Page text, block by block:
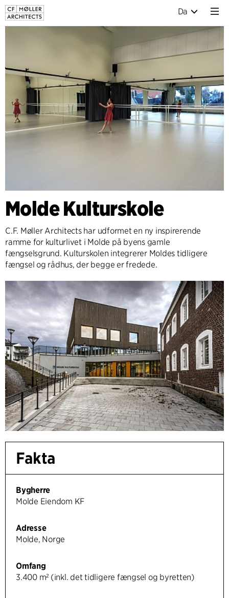
Da
Molde Kulturskole
C.F. Møller Architects har udformet en ny inspirerende
ramme for kulturlivet i Molde på byens gamle
fængselsgrund. Kulturskolen integrerer Moldes tidligere
fængsel og rådhus, der begge er fredede.
Fakta
Bygherre
Molde Eiendom KF
Adresse
Molde, Norge
Omfang
3.400 m² (inkl. det tidligere fængsel og byretten)